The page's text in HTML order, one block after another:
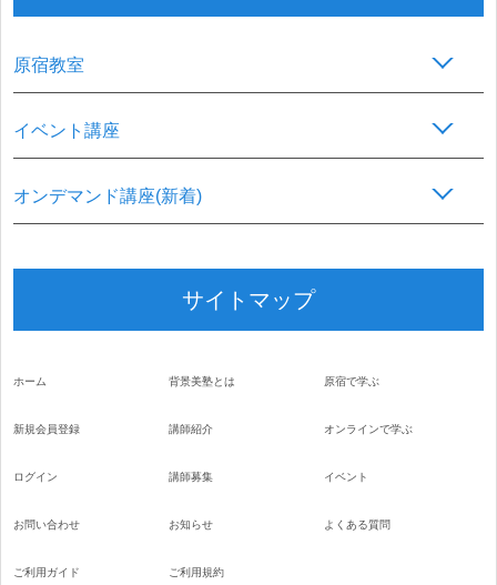
原宿教室
イベント講座
オンデマンド講座(新着)
サイトマップ
ホーム
新規会員登録
ログイン
お問い合わせ
背景美塾とは
講師紹介
講師募集
お知らせ
原宿で学ぶ
オンラインで学ぶ
イベント
よくある質問
ご利用ガイド ご利用規約